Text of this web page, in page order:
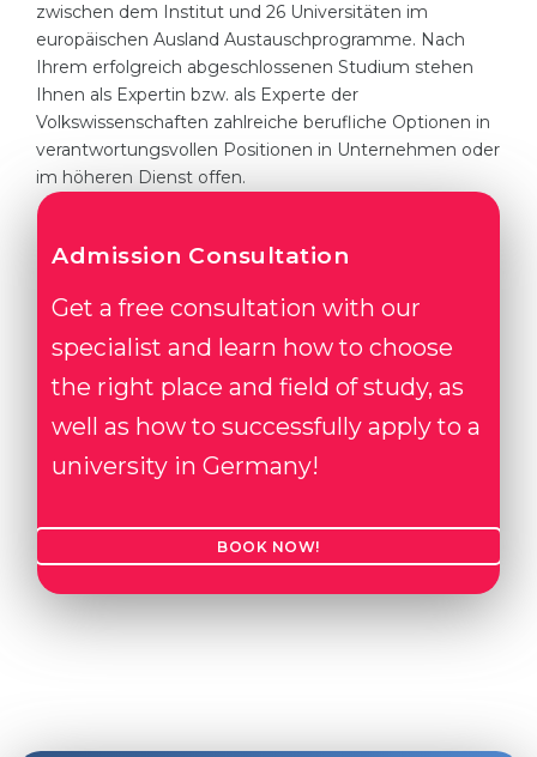
zwischen dem Institut und 26 Universitäten im
europäischen Ausland Austauschprogramme. Nach
Ihrem erfolgreich abgeschlossenen Studium stehen
Ihnen als Expertin bzw. als Experte der
Volkswissenschaften zahlreiche berufliche Optionen in
verantwortungsvollen Positionen in Unternehmen oder
im höheren Dienst offen.
Admission Consultation
Get a free consultation with our
specialist and learn how to choose
the right place and field of study, as
well as how to successfully apply to a
university in Germany!
BOOK NOW!